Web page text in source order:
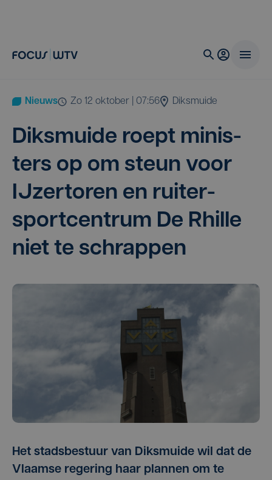
Nieuws zo 12 oktober | 07:56 Diksmuide
Diks­mui­de roept minis­
ters op om steun voor
IJzer­to­ren en rui­ter­
sport­cen­trum De Rhil­le
niet te schrappen
Het stadsbestuur van Diksmuide wil dat de
Vlaamse regering haar plannen om te